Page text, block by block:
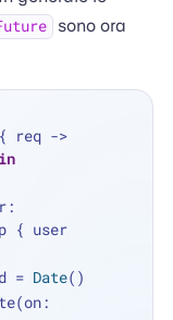
sono ora
in
= Date()